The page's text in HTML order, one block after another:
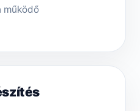
működő